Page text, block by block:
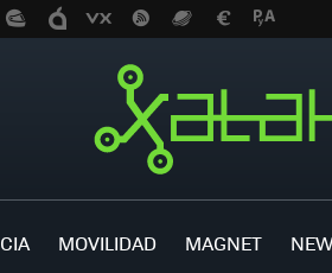
MOVILIDAD MAGNET